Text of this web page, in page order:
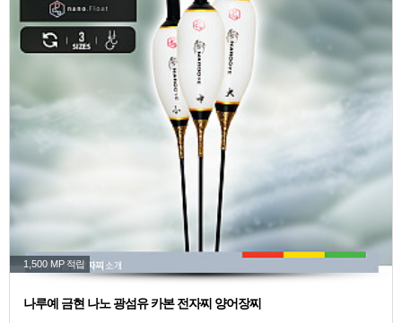
1,500 MP 적립
나루예 금현 나노 광섬유 카본 전자찌 양어장찌